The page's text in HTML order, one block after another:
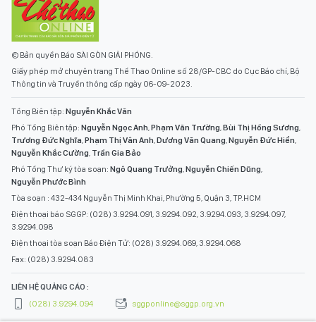
© Bản quyền Báo SÀI GÒN GIẢI PHÓNG.
Giấy phép mở chuyên trang Thể Thao Online số 28/GP-CBC do Cục Báo chí, Bộ
Thông tin và Truyền thông cấp ngày 06-09-2023.
Tổng Biên tập: Nguyễn Khắc Văn
Phó Tổng Biên tập: Nguyễn Ngọc Anh,Phạm Văn Trường,Bùi Thị Hồng Sương,
Trương Đức Nghĩa,Phạm Thị Vân Anh,Dương Văn Quang,Nguyễn Đức Hiển,
Nguyễn Khắc Cường, Trần Gia Bảo
Phó Tổng Thư ký tòa soạn: Ngô Quang Trưởng,Nguyễn Chiến Dũng,
Nguyễn Phước Bình
Tòa soạn : 432-434 Nguyễn Thị Minh Khai, Phường 5, Quận 3, TP.HCM
Điện thoại báo SGGP: (028) 3.9294.091, 3.9294.092, 3.9294.093, 3.9294.097,
3.9294.098
Điện thoại tòa soạn Báo Điện Tử: (028) 3.9294.069, 3.9294.068
Fax: (028) 3.9294.083
LIÊN HỆ QUẢNG CÁO :
(028) 3.9294.094
sggponline@sggp.org.vn